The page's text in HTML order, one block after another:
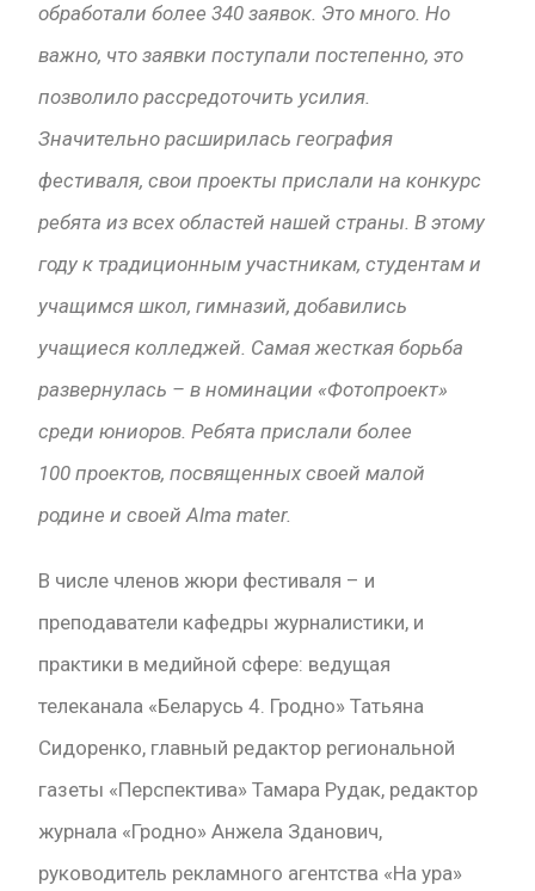
обработали более 340 заявок. Это много. Но
важно, что заявки поступали постепенно, это
позволило рассредоточить усилия.
Значительно расширилась география
фестиваля, свои проекты прислали на конкурс
ребята из всех областей нашей страны. В этому
году к традиционным участникам, студентам и
учащимся школ, гимназий, добавились
учащиеся колледжей. Самая жесткая борьба
развернулась – в номинации «Фотопроект»
среди юниоров. Ребята прислали более
100 проектов, посвященных своей малой
родине и своейAlma mater.
В числе членов жюри фестиваля – и
преподаватели кафедры журналистики, и
практики в медийной сфере: ведущая
телеканала «Беларусь 4. Гродно» Татьяна
Сидоренко, главный редактор региональной
газеты «Перспектива» Тамара Рудак, редактор
журнала «Гродно» Анжела Зданович,
руководитель рекламного агентства «На ура»